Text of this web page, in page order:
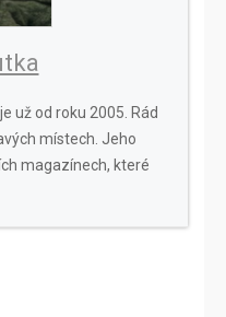
už od roku 2005. Rád
místech. Jeho
magazínech, které